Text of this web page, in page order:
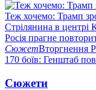
Теж хочемо: Трамп
Стрілянина в центрі
Росія прагне
СюжетВторгнення
170 боїв: Генштаб
Сюжети